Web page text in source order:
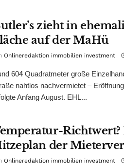
zieht in
auf der MaHü
Onlineredaktion immobilien investment
604 Quadratmeter große
nahtlos nachvermietet –
Anfang August. EHL...
Richtwert?
der
Onlineredaktion immobilien investment